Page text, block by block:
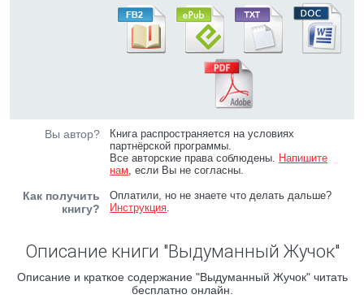
Вы автор?
Книга распространяется на условиях
партнёрской программы.
Все авторские права соблюдены. Напишите
нам, если Вы не согласны.
Как получить
книгу?
Оплатили, но не знаете что делать дальше?
Инструкция.
Описание книги "Выдуманный Жучок"
Описание и краткое содержание "Выдуманный Жучок" читать
бесплатно онлайн.